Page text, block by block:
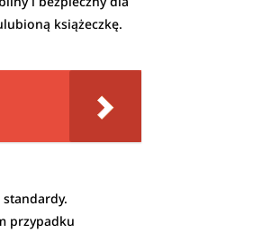
książeczkę.
przypadku